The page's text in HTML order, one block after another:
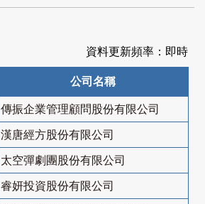
資料更新頻率：即時
公司名稱
傳振企業管理顧問股份有限公司
漢唐經方股份有限公司
太空彈劇團股份有限公司
睿妍投資股份有限公司